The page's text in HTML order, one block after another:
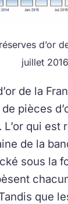
d’or
juillet 2016
de la
pièces
L’or qui est
de la
sous la
que